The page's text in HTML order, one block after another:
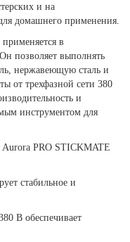
и на
домашнего применения.
в
позволяет выполнять
нержавеющую сталь и
от трехфазной сети 380
и
инструментом для
Aurora PRO STICKMATE
стабильное и
В обеспечивает